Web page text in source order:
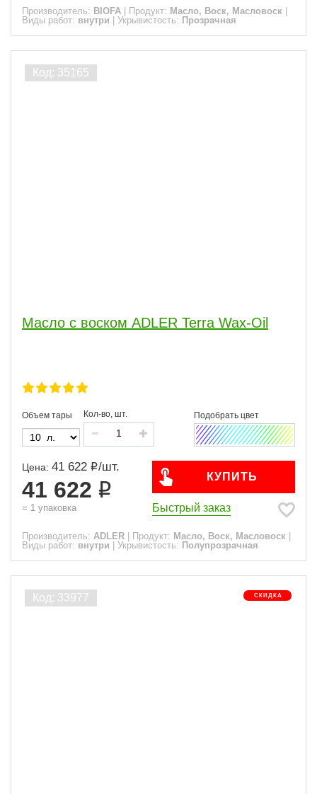
Производитель: BIOFA Продукт: Масло, Воск, Масловоск
Виды работ: внутри Укрывистость: Прозрачная
Масло с воском ADLER Terra Wax-Oil
Объем тары Кол-во, шт.
Цена: 41 622 /шт.
41 622
= 1 упаковка
КУПИТЬ
Быстрый заказ
Производитель: ADLER Продукт: Масло, Воск, Масловоск
Виды работ: внутри Укрывистость: Полупрозрачная